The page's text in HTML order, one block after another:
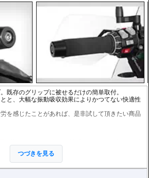
既存のグリップに被せるだけの簡単取付。
と、大幅な振動吸収効果によりかつてない快適性
を感じたことがあれば、是非試して頂きたい商品
に時間がかかります。ご注意ください。
付けることが可能です。
全く滑りません。乾いた状態で取り付けると破損
つづきを見る